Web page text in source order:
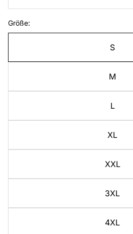
Größe:
S
M
L
XL
XXL
3XL
4XL